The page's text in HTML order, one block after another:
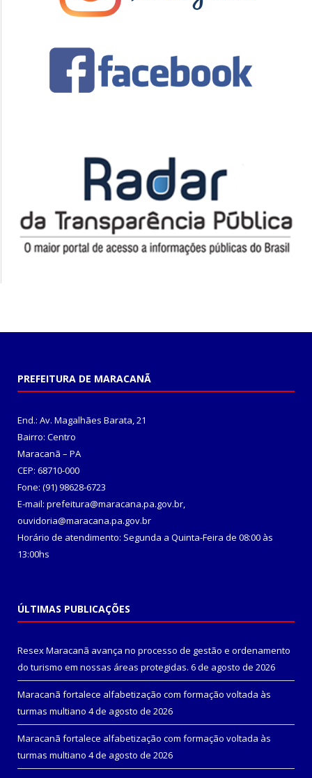
PREFEITURA DE MARACANÃ
End.: Av. Magalhães Barata, 21
Bairro: Centro
Maracanã – PA
CEP: 68710-000
Fone: (91) 98628-6723
E-mail: prefeitura@maracana.pa.gov.br,
ouvidoria@maracana.pa.gov.br
Horário de atendimento: Segunda a Quinta-Feira de 08:00 às
13:00hs
ÚLTIMAS PUBLICAÇÕES
Resex Maracanã avança no processo de gestão e ordenamento
do turismo em nossas áreas protegidas. 6 de agosto de 2026
Maracanã fortalece alfabetização com formação voltada às
turmas multiano 4 de agosto de 2026
Maracanã fortalece alfabetização com formação voltada às
turmas multiano 4 de agosto de 2026